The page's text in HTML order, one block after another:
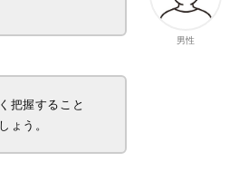
男性
把握すること
ょう。